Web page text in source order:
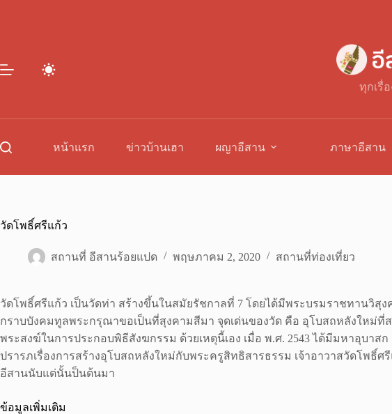
ทุกเรื่
หน้าแรก ข่าวบ้านเฮา ผญาอีสาน ภาษาอีสาน
วัดโพธิ์ศรีแก้ว
สถานที่ อีสานร้อยแปด พฤษภาคม 2, 2020 สถานที่ท่องเที่ยว
วัดโพธิ์ศรีแก้ว เป็นวัดท่า สร้างขึ้นในสมัยรัชกาลที่ 7 โดยได้มีพระบรมราชทานวิสุ
กราบบังคมทูลพระกรุณาขอเป็นที่สุงคามสีมา จุดเด่นของวัด คือ อุโบสถหลังใหม่ที่
พระสงฆ์ในการประกอบพิธีสังฆกรรม ด้วยเหตุนี้เอง เมื่อ พ.ศ. 2543 ได้มีมหาอุบ
ปรารภเรื่องการสร้างอุโบสถหลังใหม่กับพระครูสิทธิสารธรรม เจ้าอาวาสวัดโพ
อีสานนับแต่นั้นป็นต้นมา
ข้อมูลเพิ่มเติม